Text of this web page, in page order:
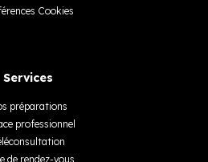
Cookies
Services
préparations
professionnel
de rendez-vous